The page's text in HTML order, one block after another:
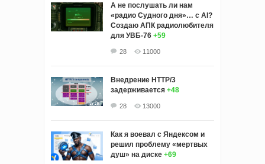
А не послушать ли нам
«радио Судного дня»… с AI?
Создаю АПК радиолюбителя
для УВБ-76 +59
28 11000
Внедрение HTTP/3
задерживается +48
28 13000
Как я воевал с Яндексом и
решил проблему «мертвых
душ» на диске +69